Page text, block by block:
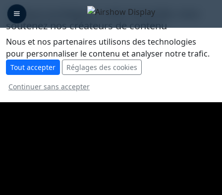
🛡️ Nous protégeons votre vie privée, vous
soutenez nos créateurs de contenu
Nous et nos partenaires utilisons des technologies
pour personnaliser le contenu et analyser notre trafic.
Tout accepter Réglages des cookies
Continuer sans accepter